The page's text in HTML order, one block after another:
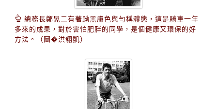
總務長鄭晃二有著黝黑膚色與勻稱體態，這是騎車一年
多來的成果，對於害怕肥胖的同學，是個健康又環保的好
方法。（圖�洪翎凱）